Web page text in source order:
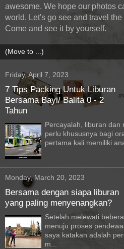
awesome. We hope our photos
world. Let's go see and travel
Come and see it by yourself.
Friday, April 7, 2023
7 Tips Packing Untuk Liburan
Bersama Bayi/ Balita 0 - 2
Tahun
Percayalah, liburan dan
perlu khususnya bagi
pertama kali memiliki
Monday, March 20, 2023
Bersama dengan siapa liburan
yang paling menyenangkan?
Setelah melewati
menuju proses
saya katakan adalah
m...